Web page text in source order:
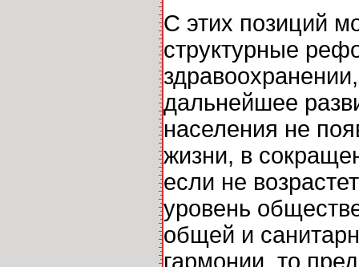
С этих позиций
структурные
дальнейшее
населения не
жизни, в
если не
уровень
общей и
гармонии, то